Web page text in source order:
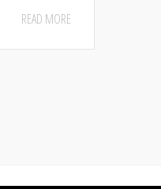
READ MORE